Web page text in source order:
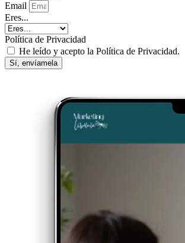
Email
Eres...
Política de Privacidad
He leído y acepto la Política de Privacidad.
Sí, envíamela